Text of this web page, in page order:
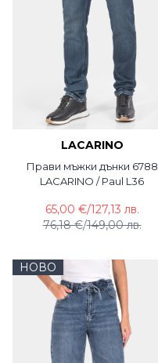
LACARINO
Прави мъжки дънки 6788
LACARINO / Paul L36
76,18 €/149,00 лв.
65,00 €/127,13 лв.
НОВО